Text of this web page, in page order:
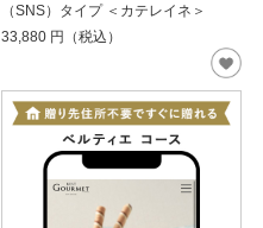
（SNS）タイプ ＜カテレイネ＞
33,880 円（税込）